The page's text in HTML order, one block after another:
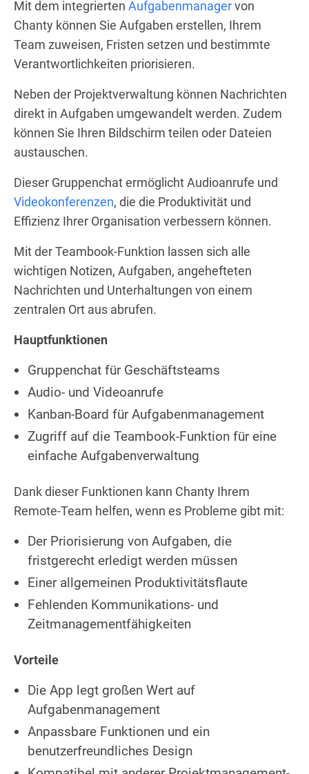
Mit dem integrierten Aufgabenmanagervon
Chanty können Sie Aufgaben erstellen, Ihrem
Team zuweisen, Fristen setzen und bestimmte
Verantwortlichkeiten priorisieren.
Neben der Projektverwaltung können Nachrichten
direkt in Aufgaben umgewandelt werden. Zudem
können Sie Ihren Bildschirm teilen oder Dateien
austauschen.
Dieser Gruppenchat ermöglicht Audioanrufe und
Videokonferenzen, die die Produktivität und
Effizienz Ihrer Organisation verbessern können.
Mit der Teambook-Funktion lassen sich alle
wichtigen Notizen, Aufgaben, angehefteten
Nachrichten und Unterhaltungen von einem
zentralen Ort aus abrufen.
Hauptfunktionen
Gruppenchat für Geschäftsteams
Audio- und Videoanrufe
Kanban-Board für Aufgabenmanagement
Zugriff auf die Teambook-Funktion für eine
einfache Aufgabenverwaltung
Dank dieser Funktionen kann Chanty Ihrem
Remote-Team helfen, wenn es Probleme gibt mit:
Der Priorisierung von Aufgaben, die
fristgerecht erledigt werden müssen
Einer allgemeinen Produktivitätsflaute
Fehlenden Kommunikations- und
Zeitmanagementfähigkeiten
Vorteile
Die App legt großen Wert auf
Aufgabenmanagement
Anpassbare Funktionen und ein
benutzerfreundliches Design